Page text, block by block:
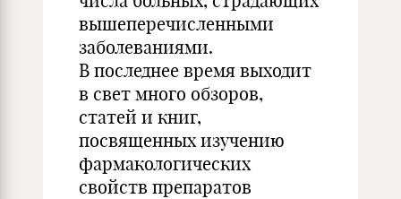
вышеперечисленными
заболеваниями.
В последнее время выходит
в свет много обзоров,
статей и книг,
посвященных изучению
фармакологических
свойств препаратов